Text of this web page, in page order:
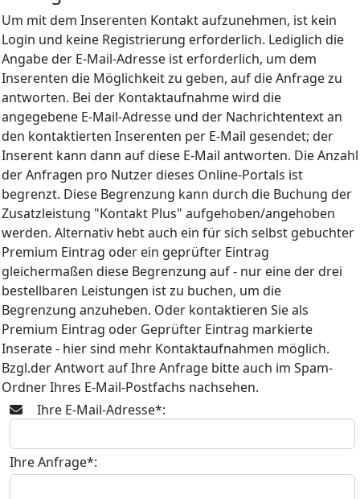
Um mit dem Inserenten Kontakt aufzunehmen, ist kein
Login und keine Registrierung erforderlich. Lediglich die
Angabe der E-Mail-Adresse ist erforderlich, um dem
Inserenten die Möglichkeit zu geben, auf die Anfrage zu
antworten. Bei der Kontaktaufnahme wird die
angegebene E-Mail-Adresse und der Nachrichtentext an
den kontaktierten Inserenten per E-Mail gesendet; der
Inserent kann dann auf diese E-Mail antworten. Die Anzahl
der Anfragen pro Nutzer dieses Online-Portals ist
begrenzt. Diese Begrenzung kann durch die Buchung der
Zusatzleistung "Kontakt Plus" aufgehoben/angehoben
werden. Alternativ hebt auch ein für sich selbst gebuchter
Premium Eintrag oder ein geprüfter Eintrag
gleichermaßen diese Begrenzung auf - nur eine der drei
bestellbaren Leistungen ist zu buchen, um die
Begrenzung anzuheben. Oder kontaktieren Sie als
Premium Eintrag oder Geprüfter Eintrag markierte
Inserate - hier sind mehr Kontaktaufnahmen möglich.
Bzgl.der Antwort auf Ihre Anfrage bitte auch im Spam-
Ordner Ihres E-Mail-Postfachs nachsehen.
Ihre E-Mail-Adresse*:
Ihre Anfrage*: